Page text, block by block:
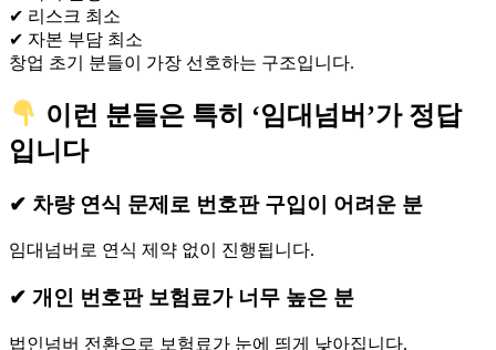
✔ 리스크 최소
✔ 자본 부담 최소
창업 초기 분들이 가장 선호하는 구조입니다.
이런 분들은 특히 ‘임대넘버’가 정답
입니다
✔ 차량 연식 문제로 번호판 구입이 어려운 분
임대넘버로 연식 제약 없이 진행됩니다.
✔ 개인 번호판 보험료가 너무 높은 분
법인넘버 전환으로 보험료가 눈에 띄게 낮아집니다.